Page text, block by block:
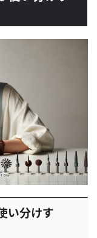
い分けす